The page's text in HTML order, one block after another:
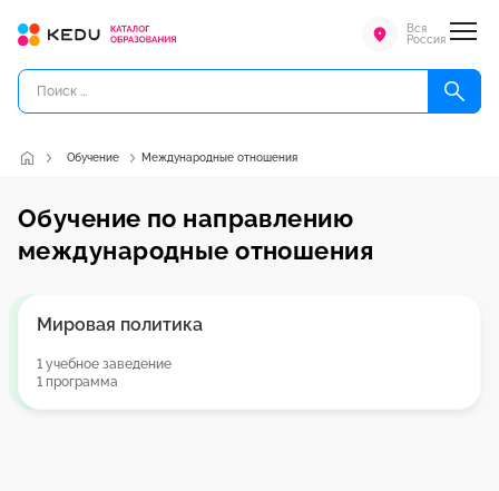
Вся
Россия
Обучение Международные отношения
Обучение по направлению
международные отношения
Мировая политика
1 учебное заведение
1 программа